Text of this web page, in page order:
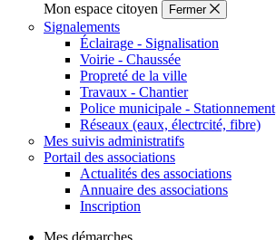
Mon espace citoyen
Fermer
Signalements
Éclairage - Signalisation
Voirie - Chaussée
Propreté de la ville
Travaux - Chantier
Police municipale - Stationnement
Réseaux (eaux, électrcité, fibre)
Mes suivis administratifs
Portail des associations
Actualités des associations
Annuaire des associations
Inscription
Mes démarches